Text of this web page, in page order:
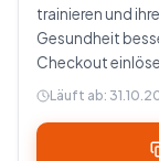
trainieren und
Gesundheit
Checkout
Läuft ab: